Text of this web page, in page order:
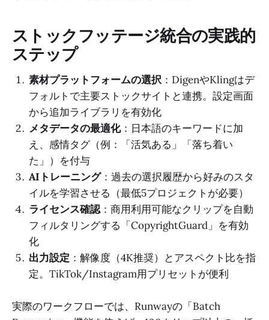
ストックフッテージ統合の実践的
ステップ
素材プラットフォームの選択 ：DigenやKlingはデ
フォルトで主要ストックサイトと連携。設定画面
から追加ライブラリを有効化
メタデータの最適化：日本語のキーワードに加
え、感情タグ（例：「活気ある」「落ち着い
た」）を付与
AIトレーニング：過去の選択履歴から好みのスタ
イルを学習させる（最低5プロジェクトが必要）
ライセンス確認：商用利用可能なクリップを自動
フィルタリングする「CopyrightGuard」を有効
化
出力設定 ：解像度（4K推奨）とアスペクト比を指
定。TikTok/Instagram用プリセットが便利
実際のワークフローでは、Runwayの「Batch